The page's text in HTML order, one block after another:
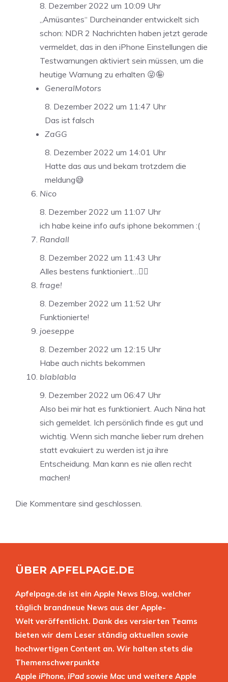
8. Dezember 2022 um 10:09 Uhr
„Amüsantes“ Durcheinander entwickelt sich
schon: NDR 2 Nachrichten haben jetzt gerade
vermeldet, das in den iPhone Einstellungen die
Testwarnungen aktiviert sein müssen, um die
heutige Warnung zu erhalten 😜🤪
GeneralMotors
8. Dezember 2022 um 11:47 Uhr
Das ist falsch
ZaGG
8. Dezember 2022 um 14:01 Uhr
Hatte das aus und bekam trotzdem die
meldung😅
Nico
8. Dezember 2022 um 11:07 Uhr
ich habe keine info aufs iphone bekommen :(
Randall
8. Dezember 2022 um 11:43 Uhr
Alles bestens funktioniert…👍🏼
frage!
8. Dezember 2022 um 11:52 Uhr
Funktionierte!
joeseppe
8. Dezember 2022 um 12:15 Uhr
Habe auch nichts bekommen
blablabla
9. Dezember 2022 um 06:47 Uhr
Also bei mir hat es funktioniert. Auch Nina hat
sich gemeldet. Ich persönlich finde es gut und
wichtig. Wenn sich manche lieber rum drehen
statt evakuiert zu werden ist ja ihre
Entscheidung. Man kann es nie allen recht
machen!
Die Kommentare sind geschlossen.
ÜBER APFELPAGE.DE
Apfelpage.de ist ein Apple News Blog, welcher
täglich brandneue News aus der Apple-
Welt veröffentlicht. Dank des versierten Teams
bieten wir dem Leser ständig aktuellen sowie
hochwertigen Content an. Wir halten stets die
Themenschwerpunkte
Apple iPhone, iPad sowie Mac und weitere Apple